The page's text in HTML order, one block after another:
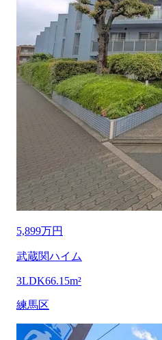
5,899万円
武蔵関ハイム
3LDK66.15m²
練馬区